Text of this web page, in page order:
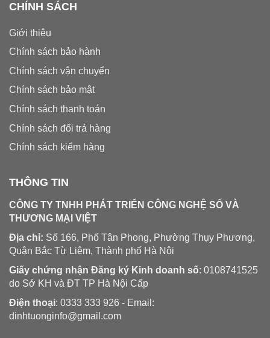
CHÍNH SÁCH
Giới thiệu
Chính sách bảo hành
Chính sách vận chuyển
Chính sách bảo mật
Chính sách thanh toán
Chính sách đổi trả hàng
Chính sách kiểm hàng
THÔNG TIN
CÔNG TY TNHH PHÁT TRIỂN CÔNG NGHỆ SỐ VÀ
THƯƠNG MẠI VIỆT
Địa chỉ: Số 166, Phố Tân Phong, Phường Thụy Phương,
Quận Bắc Từ Liêm, Thành phố Hà Nội
Giấy chứng nhận Đăng ký Kinh doanh số: 0108741525
do Sở KH và ĐT TP Hà Nội Cấp
Điện thoại: 0333 333 926 - Email:
dinhtuonginfo@gmail.com